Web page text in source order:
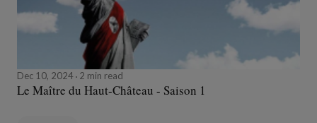
Dec 10, 2024 2 min read
Le Maître du Haut-Château - Saison 1